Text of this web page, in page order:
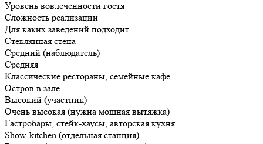
Уровень вовлеченности гостя
Сложность реализации
Для каких заведений подходит
Стеклянная стена
Средний (наблюдатель)
Средняя
Классические рестораны, семейные кафе
Остров в зале
Высокий (участник)
Очень высокая (нужна мощная вытяжка)
Гастробары, стейк-хаусы, авторская кухня
Show-kitchen (отдельная станция)